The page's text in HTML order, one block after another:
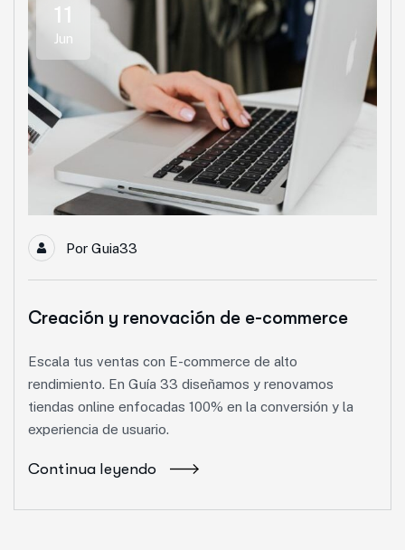
11
Jun
Por Guia33
Creación y renovación de e-commerce
Escala tus ventas con E-commerce de alto
rendimiento. En Guía 33 diseñamos y renovamos
tiendas online enfocadas 100% en la conversión y la
experiencia de usuario.
Continua leyendo